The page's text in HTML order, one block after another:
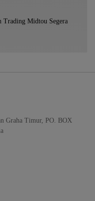
Trading Midtou Segera
Graha Timur, PO. BOX